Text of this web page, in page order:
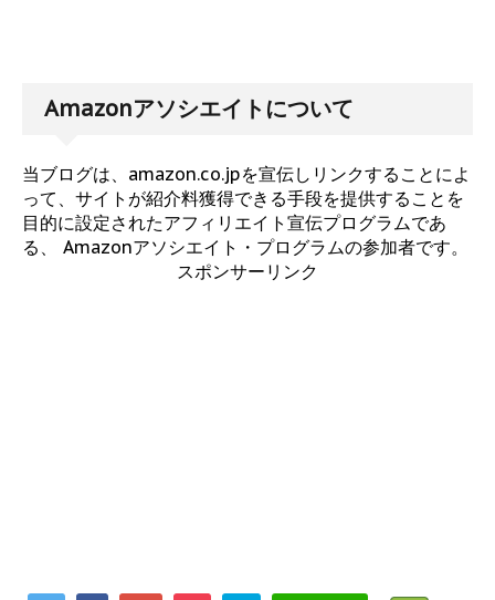
Amazonアソシエイトについて
当ブログは、amazon.co.jpを宣伝しリンクすることによ
って、サイトが紹介料獲得できる手段を提供することを
目的に設定されたアフィリエイト宣伝プログラムであ
る、 Amazonアソシエイト・プログラムの参加者です。
スポンサーリンク